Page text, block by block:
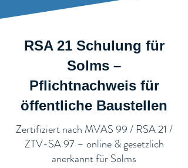
RSA 21 Schulung für
Solms –
Pflichtnachweis für
öffentliche Baustellen​
​Zertifiziert nach MVAS 99 / RSA 21 /
ZTV-SA 97 – online & gesetzlich
anerkannt für Solms